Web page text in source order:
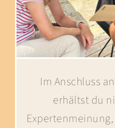
Im Anschluss
erhältst du